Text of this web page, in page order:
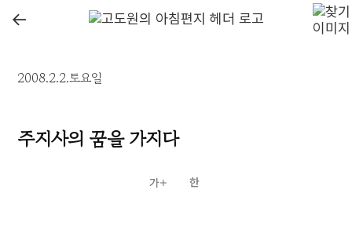
←
2008.2.2.토요일
주지사의 꿈을 가지다